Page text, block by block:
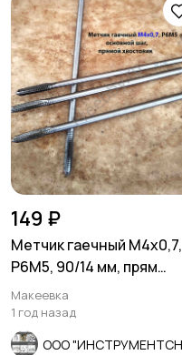
149 ₽
Метчик гаечный М4х0,7,
Р6М5, 90/14 мм, прям
хвост, основной шаг,
СССР.
Макеевка
1 год назад